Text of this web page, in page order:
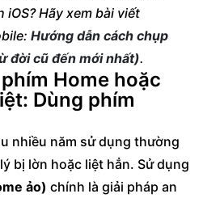
Hãy xem bài viết
Hướng dẫn cách chụp
đời cũ đến mới nhất).
Home hoặc
Dùng phím
nhiều năm sử dụng thường
bị lờn hoặc liệt hẳn. Sử dụng
ảo) chính là giải pháp an